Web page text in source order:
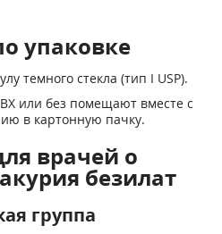
упаковке
темного стекла (тип I USP).
или без помещают вместе с
в картонную пачку.
врачей о
безилат
группа